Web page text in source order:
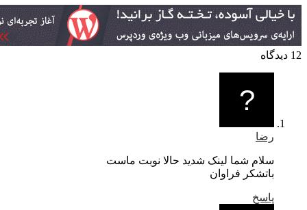
سلام شما لینک شدید حالا نوبت ماست
باتشکر فراوان